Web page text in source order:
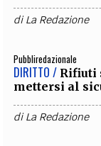
diLa Redazione
Pubbliredazionale
DIRITTO / Rifiuti
mettersi al
diLa Redazione